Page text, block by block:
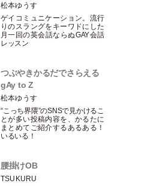
松本ゆうす
ゲイコミュニケーション。流行
りのスラングをキーワドにした
月一回の英会話ならぬGAY会話
レッスン
つぶやきかるだでさらえる
gAy to Z
松本ゆうす
“こっち界隈”のSNSで見かけるこ
とが多い投稿内容を、かるたに
まとめてご紹介するあるある！
いるいる！
腰掛けOB
TSUKURU